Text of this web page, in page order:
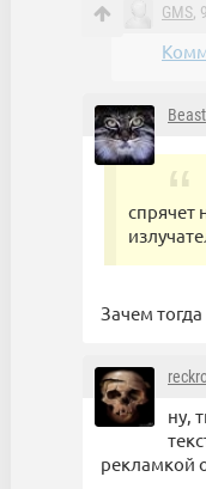
GMS,
Beast
спрячет
Зачем
ну,
рекламкой